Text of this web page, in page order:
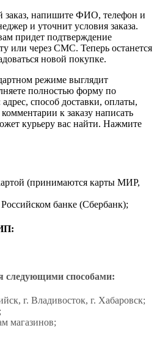
заказ, напишите ФИО, телефон и
и уточнит условия заказа.
придет подтверждение
или через СМС. Теперь останется
новой покупке.
режиме выглядит
полностью форму по
способ доставки, оплаты,
к заказу написать
курьеру вас найти. Нажмите
(принимаются карты МИР,
банке (Сбербанк);
следующими способами:
г. Владивосток, г. Хабаровск;
магазинов;